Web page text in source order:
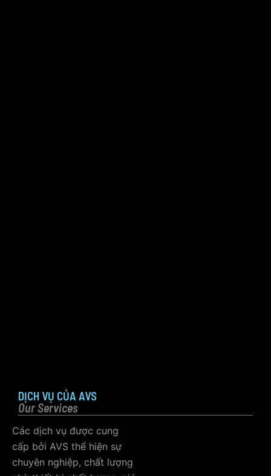
DỊCH VỤ CỦA AVS
Our Services
Các dịch vụ được cung
cấp bởi AVS thể hiện sự
chuyên nghiệp, chất lượng